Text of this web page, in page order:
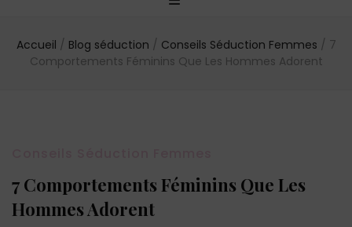
Accueil / Blog séduction / Conseils Séduction Femmes / 7
Comportements Féminins Que Les Hommes Adorent
7 Comportements Féminins Que Les
Hommes Adorent